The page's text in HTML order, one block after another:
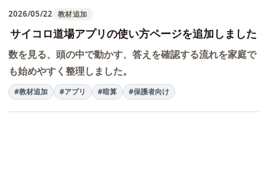
2026/05/22 教材追加
サイコロ道場アプリの使い方ページを追加しました
数を見る、頭の中で動かす、答えを確認する流れを家庭で
も始めやすく整理しました。
#教材追加 #アプリ #暗算 #保護者向け